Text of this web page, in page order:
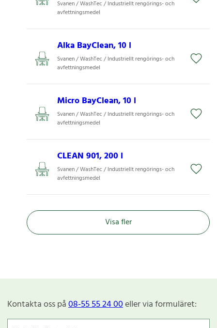
Svanen / WashTec / Industriellt rengörings- och
avfettningsmedel
Alka BayClean, 10 l
Svanen / WashTec / Industriellt rengörings- och
avfettningsmedel
Micro BayClean, 10 l
Svanen / WashTec / Industriellt rengörings- och
avfettningsmedel
CLEAN 901, 200 l
Svanen / WashTec / Industriellt rengörings- och
avfettningsmedel
Visa fler
Kontakta oss på08-55 55 24 00eller via formuläret: